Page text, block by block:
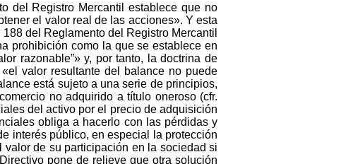
del Registro Mercantil establece que no
el valor real de las acciones». Y esta
del Reglamento del Registro Mercantil
prohibición como la que se establece en
razonable”» y, por tanto, la doctrina de
valor resultante del balance no puede
está sujeto a una serie de principios,
no adquirido a título oneroso (cfr.
del activo por el precio de adquisición
obliga a hacerlo con las pérdidas y
interés público, en especial la protección
de su participación en la sociedad si
pone de relieve que otra solución